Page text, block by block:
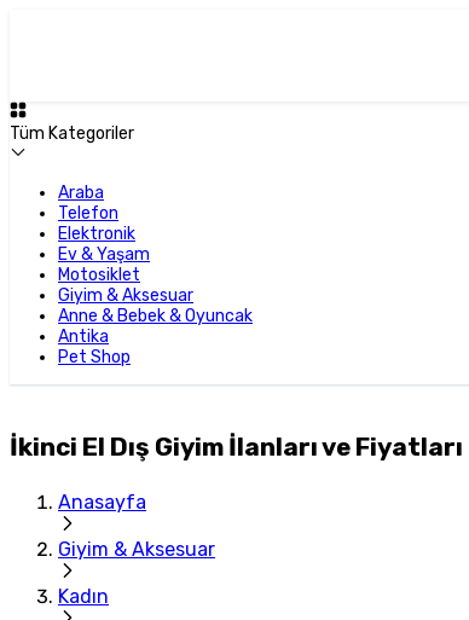
Tüm Kategoriler
Araba
Telefon
Elektronik
Ev & Yaşam
Motosiklet
Giyim & Aksesuar
Anne & Bebek & Oyuncak
Antika
Pet Shop
İkinci El Dış Giyim İlanları ve Fiyatları
Anasayfa
Giyim & Aksesuar
Kadın